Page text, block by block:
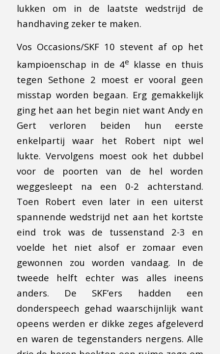
lukken om in de laatste wedstrijd de
handhaving zeker te maken.
Vos Occasions/SKF 10 stevent af op het
kampioenschap in de 4e klasse en thuis
tegen Sethone 2 moest er vooral geen
misstap worden begaan. Erg gemakkelijk
ging het aan het begin niet want Andy en
Gert verloren beiden hun eerste
enkelpartij waar het Robert nipt wel
lukte. Vervolgens moest ook het dubbel
voor de poorten van de hel worden
weggesleept na een 0-2 achterstand.
Toen Robert even later in een uiterst
spannende wedstrijd net aan het kortste
eind trok was de tussenstand 2-3 en
voelde het niet alsof er zomaar even
gewonnen zou worden vandaag. In de
tweede helft echter was alles ineens
anders. De SKF’ers hadden een
donderspeech gehad waarschijnlijk want
opeens werden er dikke zeges afgeleverd
en waren de tegenstanders nergens. Alle